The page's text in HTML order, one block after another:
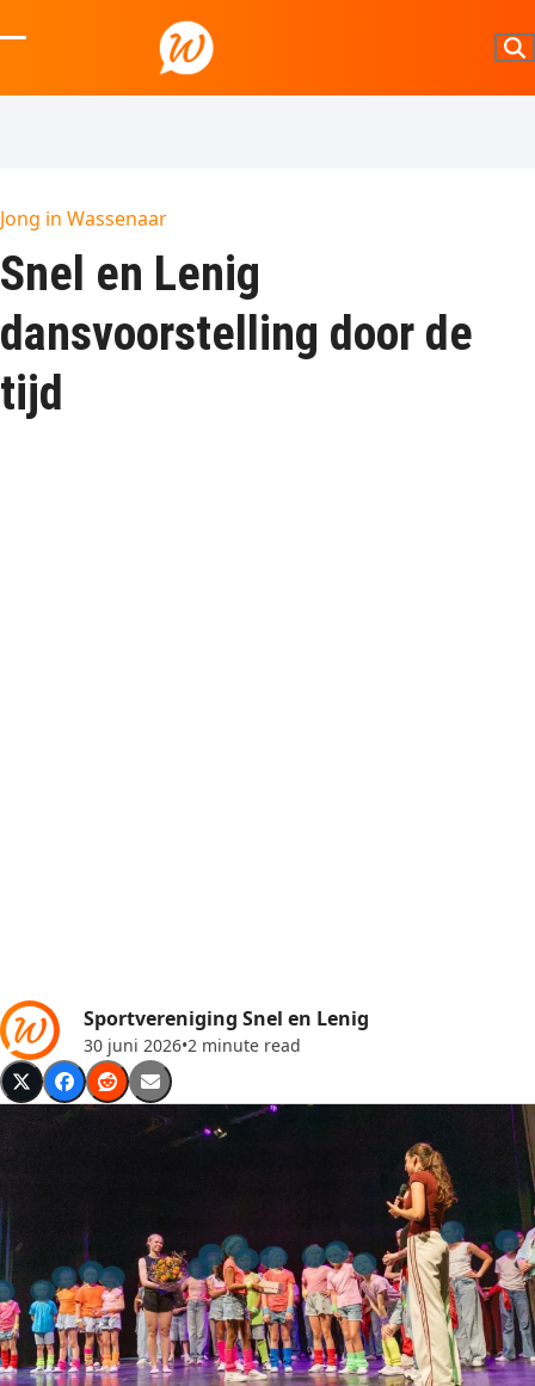
to
mobile
mobile
Jong in Wassenaar
Snel en Lenig
dansvoorstelling door de
tijd
Sportvereniging Snel en Lenig
30 juni 2026•2 minute read